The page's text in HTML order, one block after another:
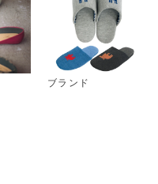
ブランド